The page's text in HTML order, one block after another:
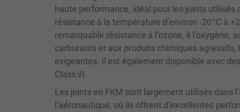
haute performance, idéal pour les joints
résistance à la température d’environ -20 °C à
remarquable résistance à l’ozone, à
carburants et aux produits chimiques
exigeantes. Il est également disponible avec
Class VI.
Les joints en FKM sont largement utilisés dans
l’aéronautique, où ils offrent d’excellentes